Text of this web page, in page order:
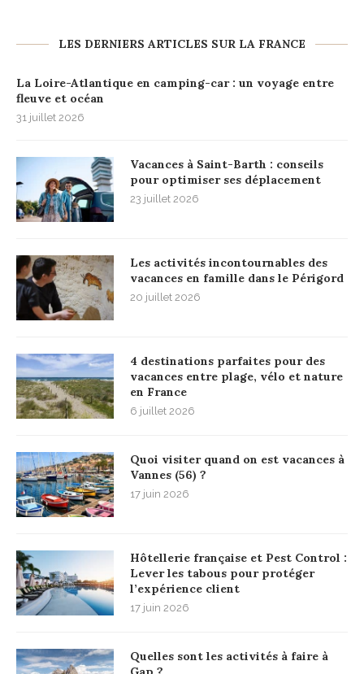
LES DERNIERS ARTICLES SUR LA FRANCE
La Loire-Atlantique en camping-car : un voyage entre
fleuve et océan
31 juillet 2026
Vacances à Saint-Barth : conseils
pour optimiser ses déplacement
23 juillet 2026
Les activités incontournables des
vacances en famille dans le Périgord
20 juillet 2026
4 destinations parfaites pour des
vacances entre plage, vélo et nature
en France
6 juillet 2026
Quoi visiter quand on est vacances à
Vannes (56) ?
17 juin 2026
Hôtellerie française et Pest Control :
Lever les tabous pour protéger
l’expérience client
17 juin 2026
Quelles sont les activités à faire à